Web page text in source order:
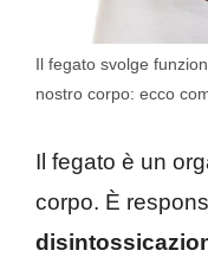
Il fegato svolge
nostro corpo: ecco
Il fegato è un
corpo. È